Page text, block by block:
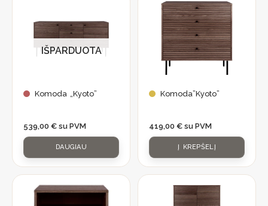
IŠPARDUOTA
Komoda „Kyoto”
539,00 € su PVM
DAUGIAU
Komoda”Kyoto”
419,00 € su PVM
Į KREPŠELĮ